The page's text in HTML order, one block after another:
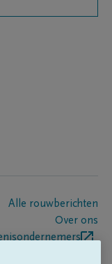
Alle rouwberichten
Over ons